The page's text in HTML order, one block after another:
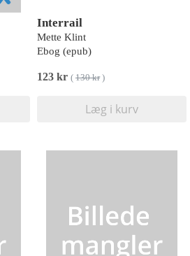
Interrail
Mette Klint
Ebog (epub)
123 kr ( 130 kr)
Læg i kurv